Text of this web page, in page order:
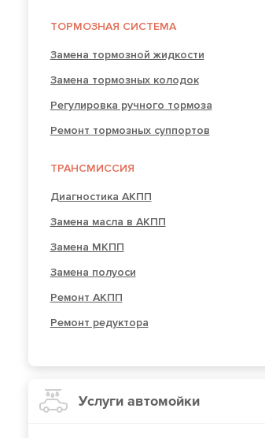
ТОРМОЗНАЯ СИСТЕМА
Замена тормозной жидкости
Замена тормозных колодок
Регулировка ручного тормоза
Ремонт тормозных суппортов
ТРАНСМИССИЯ
Диагностика АКПП
Замена масла в АКПП
Замена МКПП
Замена полуоси
Ремонт АКПП
Ремонт редуктора
Услуги автомойки